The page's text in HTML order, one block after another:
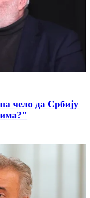
чело да Србију